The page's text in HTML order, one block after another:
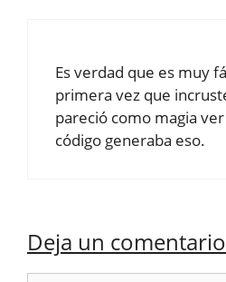
Es verdad que es muy
primera vez que
pareció como magia
código generaba eso.
Deja un comentario